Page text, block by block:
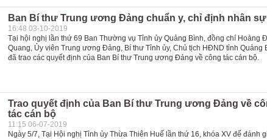
Ban Bí thư Trung ương Đảng chuẩn y, chỉ định nhân
16:48 03-10-2019
Tại hội nghị lần thứ 69 Ban Thường vụ Tỉnh ủy Quảng Bình, đồng chí Hoàng
Quang, Ủy viên Trung ương Đảng, Bí thư Tỉnh ủy, Chủ tịch HĐND tỉnh Quảng
đã trao các quyết định của Ban Bí thư Trung ương Đảng về công tác cán bộ.
Trao quyết định của Ban Bí thư Trung ương Đảng về
tác cán bộ
11:15 06-07-2019
Ngày 5/7, Tại Hội nghị Tỉnh ủy Thừa Thiên Huế lần thứ 16, khóa XV để đánh